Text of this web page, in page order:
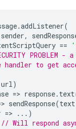
.addListener(
sender,
==
PROBLEM
handler to get
url)
=> response. text
> sendResponse(text
=>
...)
// Will respond